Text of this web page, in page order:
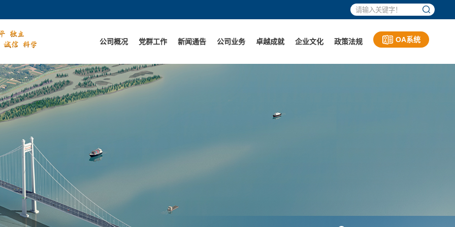
公司概况 党群工作 新闻通告 公司业务 卓越成就 企业文化 政策法规 OA系统